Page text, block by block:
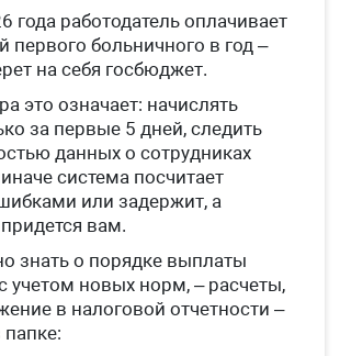
года работодатель оплачивает
первого больничного в год –
на себя госбюджет.
это означает: начислять
за первые 5 дней, следить
данных о сотрудниках
система посчитает
или задержит, а
вам.
знать о порядке выплаты
учетом новых норм, – расчеты,
в налоговой отчетности –